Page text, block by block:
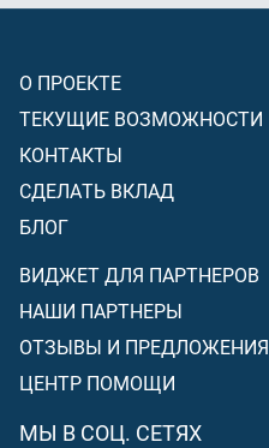
О ПРОЕКТЕ
ТЕКУЩИЕ ВОЗМОЖНОСТИ
КОНТАКТЫ
СДЕЛАТЬ ВКЛАД
БЛОГ
ВИДЖЕТ ДЛЯ ПАРТНЕРОВ
НАШИ ПАРТНЕРЫ
ОТЗЫВЫ И ПРЕДЛОЖЕНИЯ
ЦЕНТР ПОМОЩИ
МЫ В СОЦ. СЕТЯХ